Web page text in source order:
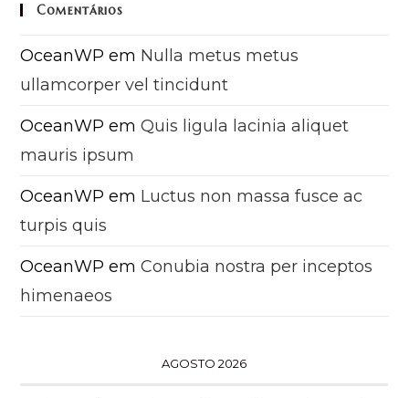
Comentários
OceanWP em Nulla metus metus
ullamcorper vel tincidunt
OceanWP emQuis ligula lacinia aliquet
mauris ipsum
OceanWP em Luctus non massa fusce ac
turpis quis
OceanWP emConubia nostra per inceptos
himenaeos
AGOSTO 2026